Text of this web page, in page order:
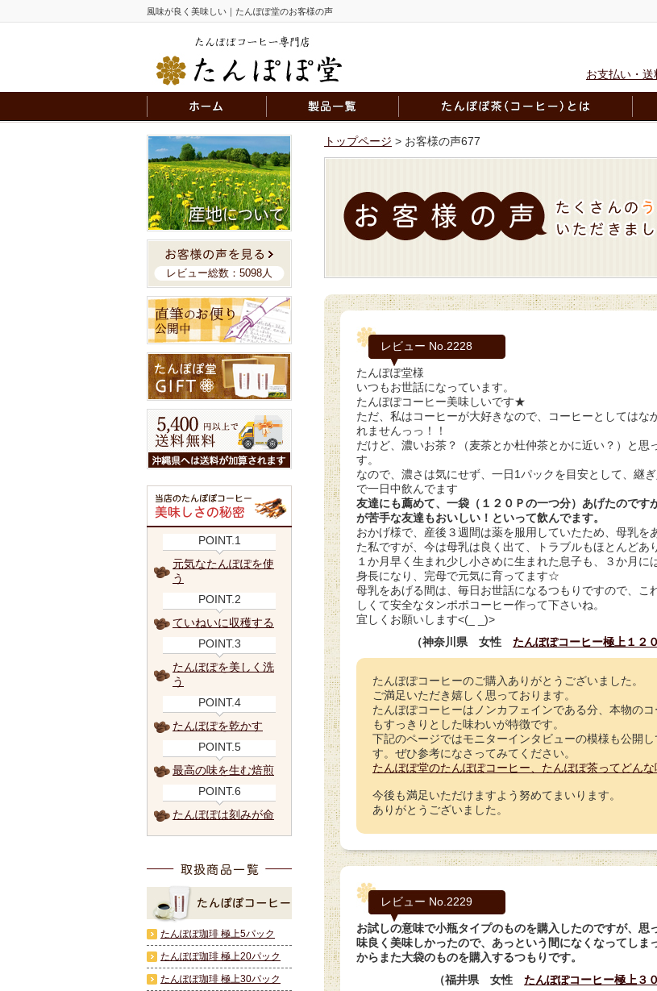
風味が良く美味しい｜たんぽぽ堂のお客様の声
お支払い・送
トップページ > お客様の声677
レビュー No.2228
たんぽぽ堂様
いつもお世話になっています。
たんぽぽコーヒー美味しいです★
ただ、私はコーヒーが大好きなので、コーヒーとしてはな
れませんっっ！！
だけど、濃いお茶？（麦茶とか杜仲茶とかに近い？）と思
す。
なので、濃さは気にせず、一日1パックを目安として、継
で一日中飲んでます
友達にも薦めて、一袋（１２０Ｐの一つ分）あげたのです
が苦手な友達もおいしい！といって飲んでます。
おかげ様で、産後３週間は薬を服用していたため、母乳を
た私ですが、今は母乳は良く出て、トラブルもほとんどあ
１か月早く生まれ少し小さめに生まれた息子も、３か月に
身長になり、完母で元気に育ってます☆
母乳をあげる間は、毎日お世話になるつもりですので、こ
しくて安全なタンポポコーヒー作って下さいね。
宜しくお願いします<(_ _)>
（神奈川県 女性 たんぽぽコーヒー極上１２
たんぽぽコーヒーのご購入ありがとうございました。
ご満足いただき嬉しく思っております。
たんぽぽコーヒーはノンカフェインである分、本物のコ
もすっきりとした味わいが特徴です。
下記のページではモニターインタビューの模様も公開し
す。ぜひ参考になさってみてください。
たんぽぽ堂のたんぽぽコーヒー、たんぽぽ茶ってどんな
今後も満足いただけますよう努めてまいります。
ありがとうございました。
レビュー No.2229
お試しの意味で小瓶タイプのものを購入したのですが、思
味良く美味しかったので、あっという間になくなってしま
からまた大袋のものを購入するつもりです。
（福井県 女性 たんぽぽコーヒー極上３
レビュー総数：5098人
POINT.1
元気なたんぽぽを使
う
POINT.2
ていねいに収穫する
POINT.3
たんぽぽを美しく洗
う
POINT.4
たんぽぽを乾かす
POINT.5
最高の味を生む焙煎
POINT.6
たんぽぽは刻みが命
たんぽぽ珈琲 極上5パック
たんぽぽ珈琲 極上20パック
たんぽぽ珈琲 極上30パック